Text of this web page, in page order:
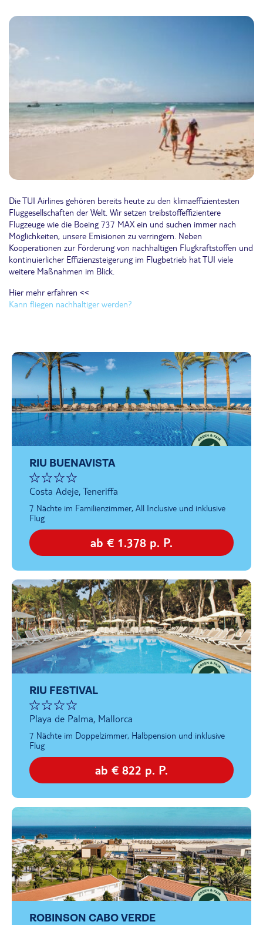
Die TUI Airlines gehören bereits heute zu den klimaeffizientesten
Fluggesellschaften der Welt. Wir setzen treibstoffeffizientere
Flugzeuge wie die Boeing 737 MAX ein und suchen immer nach
Möglichkeiten, unsere Emisionen zu verringern. Neben
Kooperationen zur Förderung von nachhaltigen Flugkraftstoffen und
kontinuierlicher Effizienzsteigerung im Flugbetrieb hat TUI viele
weitere Maßnahmen im Blick.
Hier mehr erfahren <<
Kann fliegen nachhaltiger werden?
RIU BUENAVISTA
Costa Adeje, Teneriffa
7 Nächte im Familienzimmer, All Inclusive und inklusive
Flug
ab € 1.378 p. P.
RIU FESTIVAL
Playa de Palma, Mallorca
7 Nächte im Doppelzimmer, Halbpension und inklusive
Flug
ab € 822 p. P.
ROBINSON CABO VERDE